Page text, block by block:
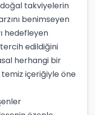
doğal takviyelerin
benimseyen
hedefleyen
edildiğini
herhangi bir
içeriğiyle öne